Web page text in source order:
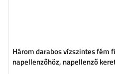
Három darabos vízszintes fém
napellenzőhöz, napellenző